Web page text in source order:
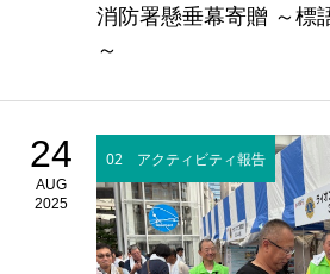
消防署懸垂幕寄贈 ～標
～
24
AUG
2025
02 アクティビティ報告